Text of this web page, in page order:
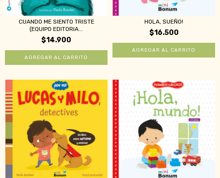
CUANDO ME SIENTO TRISTE
(EQUIPO EDITORIA...
$14.900
HOLA, SUEÑO!
$16.500